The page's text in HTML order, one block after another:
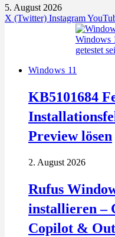
5. August 2026
X (Twitter) Instagram
Windows 11
KB5101684
Preview lösen
2. August 2026
Rufus
installieren –
Copilot &